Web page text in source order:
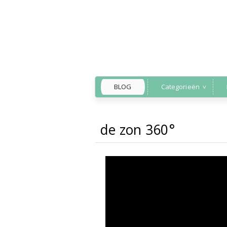
BLOG Categorieën
Back to Home
de zon 360°